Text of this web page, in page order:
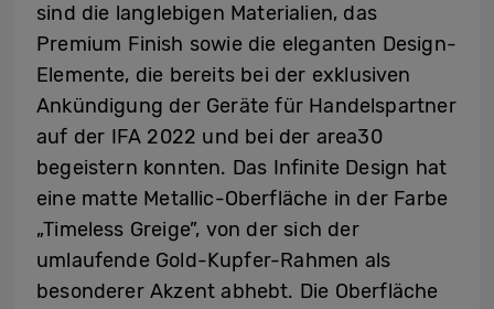
sind die langlebigen Materialien, das
Premium Finish sowie die eleganten Design-
Elemente, die bereits bei der exklusiven
Ankündigung der Geräte für Handelspartner
auf der IFA 2022 und bei der area30
begeistern konnten. Das Infinite Design hat
eine matte Metallic-Oberfläche in der Farbe
„Timeless Greige”, von der sich der
umlaufende Gold-Kupfer-Rahmen als
besonderer Akzent abhebt. Die Oberfläche